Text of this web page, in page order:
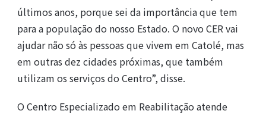
últimos anos, porque sei da importância que tem
para a população do nosso Estado. O novo CER vai
ajudar não só às pessoas que vivem em Catolé, mas
em outras dez cidades próximas, que também
utilizam os serviços do Centro”, disse.
O Centro Especializado em Reabilitação atende